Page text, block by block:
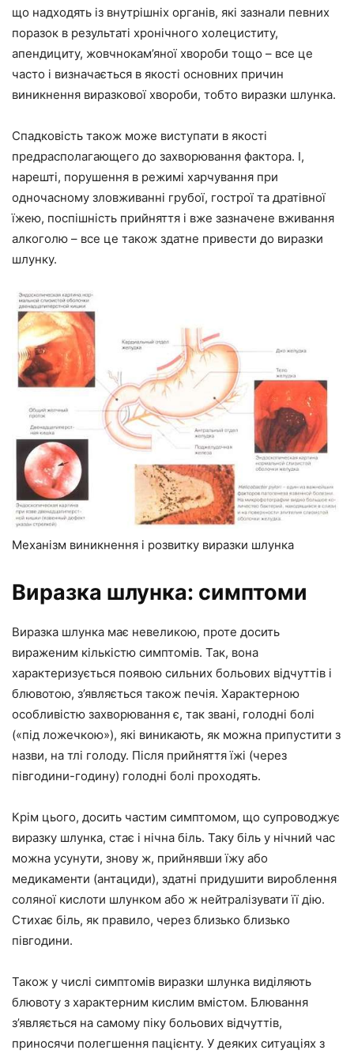
що надходять із внутрішніх органів, які зазнали певних
поразок в результаті хронічного холециститу,
апендициту, жовчнокам’яної хвороби тощо – все це
часто і визначається в якості основних причин
виникнення виразкової хвороби, тобто виразки шлунка.
Спадковість також може виступати в якості
предрасполагающего до захворювання фактора. І,
нарешті, порушення в режимі харчування при
одночасному зловживанні грубої, гострої та дратівної
їжею, поспішність прийняття і вже зазначене вживання
алкоголю – все це також здатне привести до виразки
шлунку.
Механізм виникнення і розвитку виразки шлунка
Виразка шлунка: симптоми
Виразка шлунка має невеликою, проте досить
вираженим кількістю симптомів. Так, вона
характеризується появою сильних больових відчуттів і
блювотою, з’являється також печія. Характерною
особливістю захворювання є, так звані, голодні болі
(«під ложечкою»), які виникають, як можна припустити з
назви, на тлі голоду. Після прийняття їжі (через
півгодини-годину) голодні болі проходять.
Крім цього, досить частим симптомом, що супроводжує
виразку шлунка, стає і нічна біль. Таку біль у нічний час
можна усунути, знову ж, прийнявши їжу або
медикаменти (антациди), здатні придушити вироблення
соляної кислоти шлунком або ж нейтралізувати її дію.
Стихає біль, як правило, через близько близько
півгодини.
Також у числі симптомів виразки шлунка виділяють
блювоту з характерним кислим вмістом. Блювання
з’являється на самому піку больових відчуттів,
приносячи полегшення пацієнту. У деяких ситуаціях з